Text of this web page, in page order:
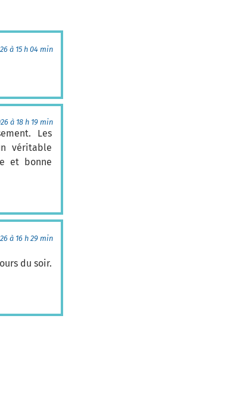
à 15 h 04 min
à 18 h 19 min
Les
véritable
et bonne
à 16 h 29 min
du soir.